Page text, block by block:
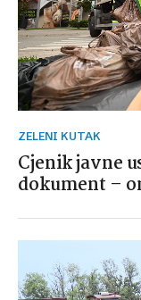
ZELENI KUTAK
Cjenik javne
dokument –